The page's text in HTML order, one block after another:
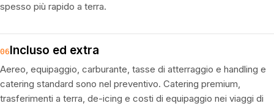
spesso più rapido a terra.
06Incluso ed extra
Aereo, equipaggio, carburante, tasse di atterraggio e handling e
catering standard sono nel preventivo. Catering premium,
trasferimenti a terra, de-icing e costi di equipaggio nei viaggi di